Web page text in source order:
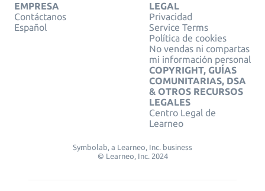
EMPRESA
Contáctanos
Español
LEGAL
Privacidad
Service Terms
Política de cookies
No vendas ni compartas
mi información personal
COPYRIGHT, GUÍAS
COMUNITARIAS, DSA
& OTROS RECURSOS
LEGALES
Centro Legal de
Learneo
Symbolab, a Learneo, Inc. business
© Learneo, Inc. 2024